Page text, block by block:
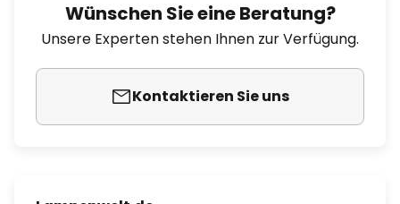
Wünschen Sie eine Beratung?
Unsere Experten stehen Ihnen zur Verfügung.
Kontaktieren Sie uns